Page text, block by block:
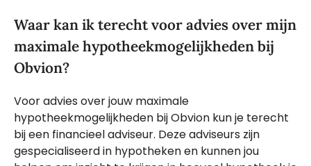
Waar kan ik terecht voor advies over mijn
maximale hypotheekmogelijkheden bij
Obvion?
Voor advies over jouw maximale
hypotheekmogelijkheden bij Obvion kun je terecht
bij een financieel adviseur. Deze adviseurs zijn
gespecialiseerd in hypotheken en kunnen jou